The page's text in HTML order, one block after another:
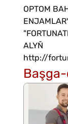
OPTOM
ALYŇ ️
http://